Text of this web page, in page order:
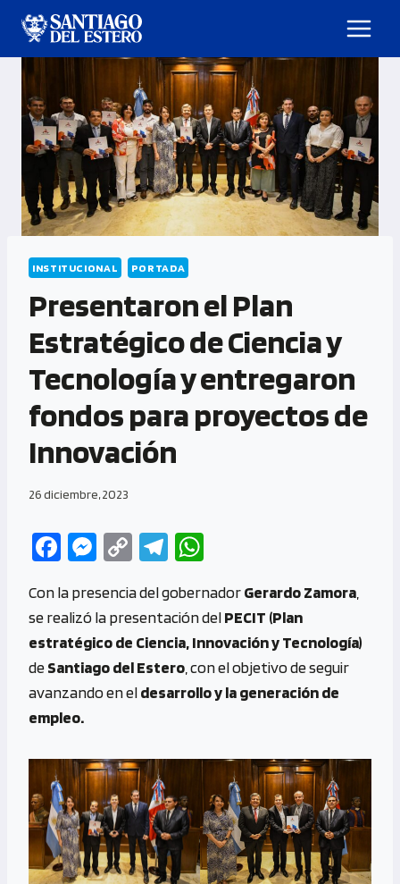
INSTITUCIONAL PORTADA
Presentaron el Plan
Estratégico de Ciencia y
Tecnología y entregaron
fondos para proyectos de
Innovación
26 diciembre, 2023
Fa
b
o
o
k
M
se
n
g
er
C
py
Li
n
k
Te
gr
a
m
at
s
A
p
Con la presencia del gobernadorGerardo Zamora
se realizó la presentación delPECIT (Plan
estratégico de Ciencia, Innovación y Tecnología)
deSantiago del Estero , con el objetivo de seguir
avanzando en eldesarrollo y la generación de
empleo.